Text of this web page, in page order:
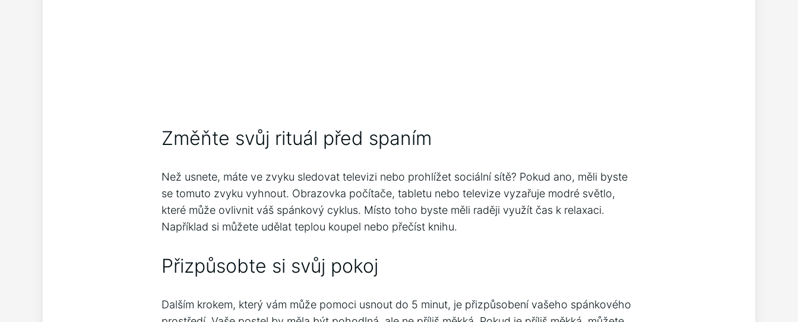
Změňte svůj rituál před spaním
Než usnete, máte ve zvyku sledovat televizi nebo prohlížet sociální sítě? Pokud ano, měli byste
se tomuto zvyku vyhnout. Obrazovka počítače, tabletu nebo televize vyzařuje modré světlo,
které může ovlivnit váš spánkový cyklus. Místo toho byste měli raději využít čas k relaxaci.
Například si můžete udělat teplou koupel nebo přečíst knihu.
Přizpůsobte si svůj pokoj
Dalším krokem, který vám může pomoci usnout do 5 minut, je přizpůsobení vašeho spánkového